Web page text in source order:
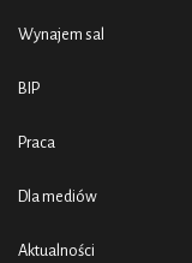
Wynajem sal
BIP
Praca
Dla mediów
Aktualności